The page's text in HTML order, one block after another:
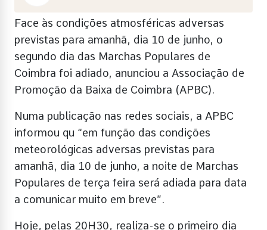
Face às condições atmosféricas adversas
previstas para amanhã, dia 10 de junho, o
segundo dia das Marchas Populares de
Coimbra foi adiado, anunciou a Associação de
Promoção da Baixa de Coimbra (APBC).
Numa publicação nas redes sociais, a APBC
informou qu “em função das condições
meteorológicas adversas previstas para
amanhã, dia 10 de junho, a noite de Marchas
Populares de terça feira será adiada para data
a comunicar muito em breve”.
Hoje, pelas 20H30, realiza-se o primeiro dia